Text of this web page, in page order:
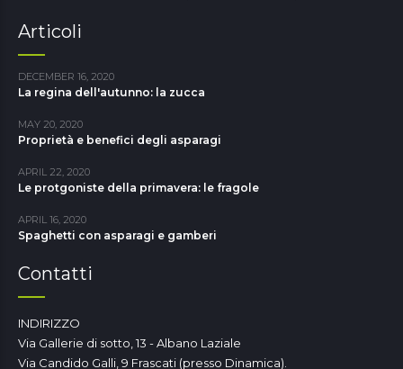
Articoli
DECEMBER 16, 2020
La regina dell'autunno: la zucca
MAY 20, 2020
Proprietà e benefici degli asparagi
APRIL 22, 2020
Le protgoniste della primavera: le fragole
APRIL 16, 2020
Spaghetti con asparagi e gamberi
Contatti
INDIRIZZO
Via Gallerie di sotto, 13 - Albano Laziale
Via Candido Galli, 9 Frascati (presso Dinamica).